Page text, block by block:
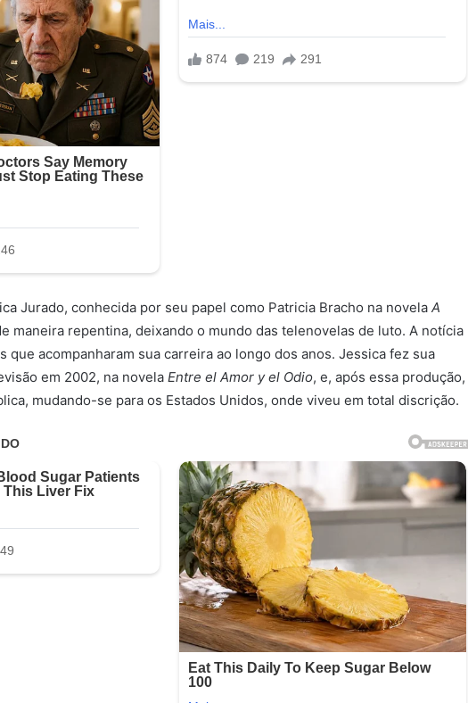
Jurado, conhecida por seu papel como Patricia Bracho na novela A
maneira repentina, deixando o mundo das telenovelas de luto. A notícia
que acompanharam sua carreira ao longo dos anos. Jessica fez sua
em 2002, na novela Entre el Amor y el Odio, e, após essa produção,
mudando-se para os Estados Unidos, onde viveu em total discrição.